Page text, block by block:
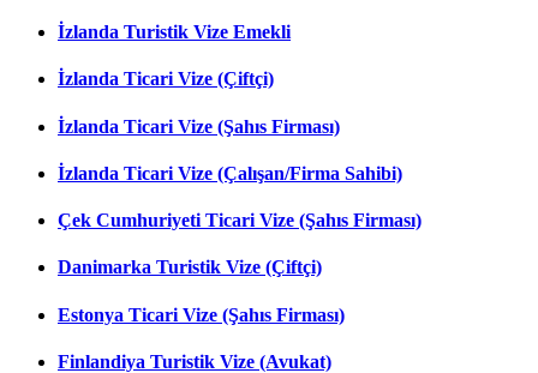
İzlanda Turistik Vize Emekli
İzlanda Ticari Vize (Çiftçi)
İzlanda Ticari Vize (Şahıs Firması)
İzlanda Ticari Vize (Çalışan/Firma Sahibi)
Çek Cumhuriyeti Ticari Vize (Şahıs Firması)
Danimarka Turistik Vize (Çiftçi)
Estonya Ticari Vize (Şahıs Firması)
Finlandiya Turistik Vize (Avukat)